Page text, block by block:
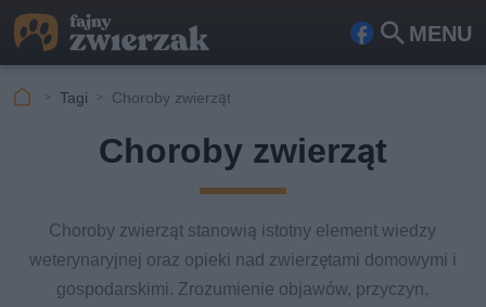
MENU
Fa Szu
Tagi Choroby zwierząt
Choroby zwierząt
Choroby zwierząt stanowią istotny element wiedzy
weterynaryjnej oraz opieki nad zwierzętami domowymi i
gospodarskimi. Zrozumienie objawów, przyczyn,